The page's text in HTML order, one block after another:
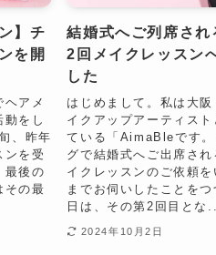
】チ
を開
アメ
をし
、昨年
ンを受
最後の
その最
結婚式へご列席され
2回メイクレッスン
した
はじめまして。私は大阪
イクアップアーティスト
ている「AimaBleです。
グで結婚式へご出席され
イクレッスンのご依頼
までお伺いしたことを
日は、その第2回目とな...
2024年10月2日